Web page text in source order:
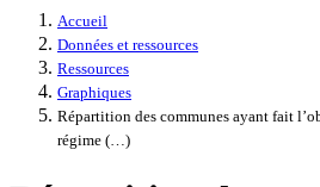
Accueil
Données et ressources
Ressources
Graphiques
Répartition des communes ayant fait
régime (…)